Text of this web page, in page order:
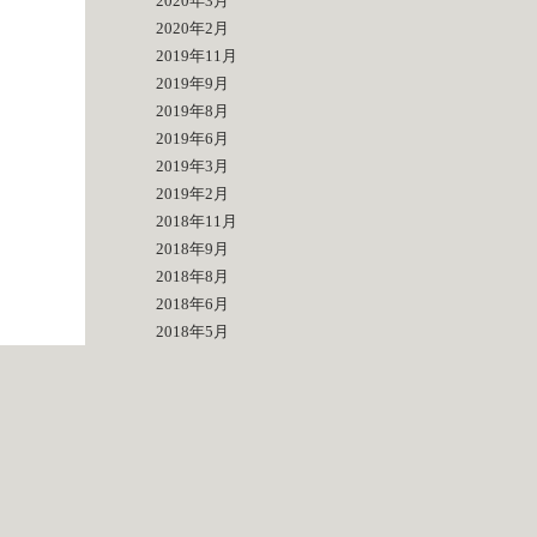
2020年2月
2019年11月
2019年9月
2019年8月
2019年6月
2019年3月
2019年2月
2018年11月
2018年9月
2018年8月
2018年6月
2018年5月